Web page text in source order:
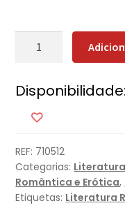
Quantidade
Pôr
Disponibilidade:
REF: 710512
Categorias:
Romântica e Erótica,
Etiquetas: Literatura